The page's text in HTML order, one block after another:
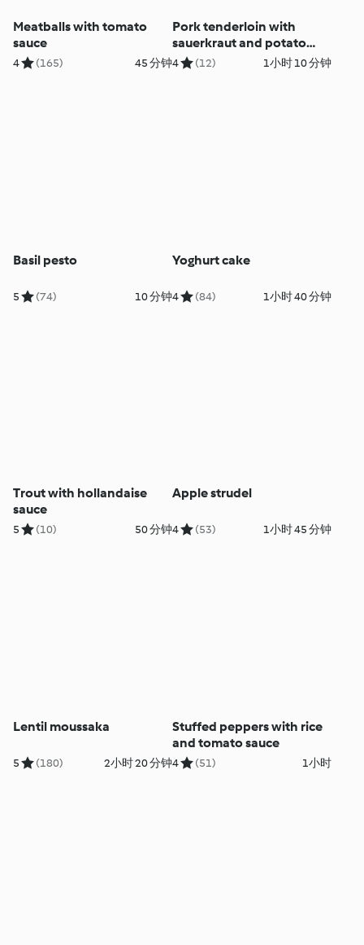
Meatballs with tomato
sauce
4 (165) 45 分钟
Pork tenderloin with
sauerkraut and potato
purée
4 (12) 1小时 10 分钟
Basil pesto
5 (74) 10 分钟
Yoghurt cake
4 (84) 1小时 40 分钟
Trout with hollandaise
sauce
5 (10) 50 分钟
Apple strudel
4 (53) 1小时 45 分钟
Lentil moussaka
5 (180) 2小时 20 分钟
Stuffed peppers with rice
and tomato sauce
4 (51) 1小时